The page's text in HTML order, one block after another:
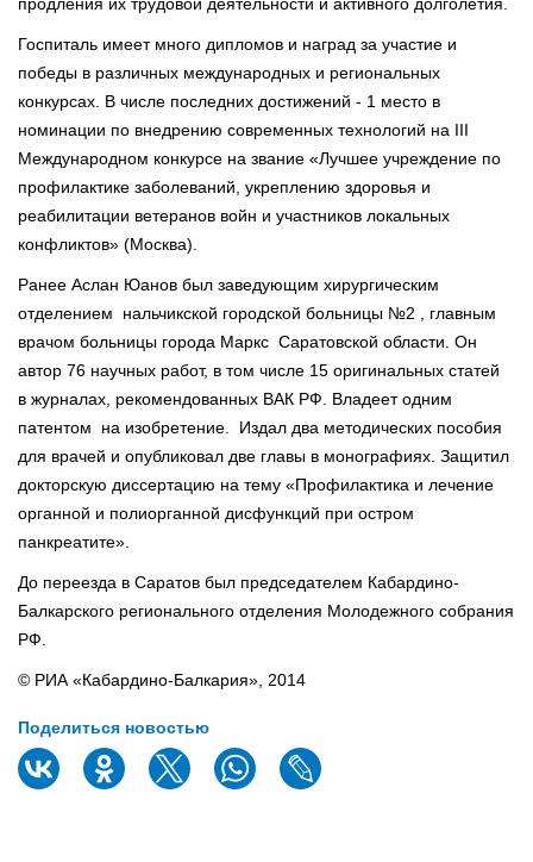
Госпиталь имеет много дипломов и наград за участие и
победы в различных международных и региональных
конкурсах. В числе последних достижений - 1 место в
номинации по внедрению современных технологий на III
Международном конкурсе на звание «Лучшее учреждение по
профилактике заболеваний, укреплению здоровья и
реабилитации ветеранов войн и участников локальных
конфликтов» (Москва).
Ранее Аслан Юанов был заведующим хирургическим
отделением нальчикской городской больницы №2 , главным
врачом больницы города Маркс Саратовской области. Он
автор 76 научных работ, в том числе 15 оригинальных статей
в журналах, рекомендованных ВАК РФ. Владеет одним
патентом на изобретение. Издал два методических пособия
для врачей и опубликовал две главы в монографиях. Защитил
докторскую диссертацию на тему «Профилактика и лечение
органной и полиорганной дисфункций при остром
панкреатите».
До переезда в Саратов был председателем Кабардино-
Балкарского регионального отделения Молодежного собрания
РФ.
© РИА «Кабардино-Балкария», 2014
Поделиться новостью